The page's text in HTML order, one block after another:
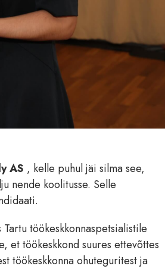
AS , kelle puhul jäi silma see,
nende koolitusse. Selle
töökeskkonnaspetsialistile
et töökeskkond suures ettevõttes
töökeskkonna ohuteguritest ja